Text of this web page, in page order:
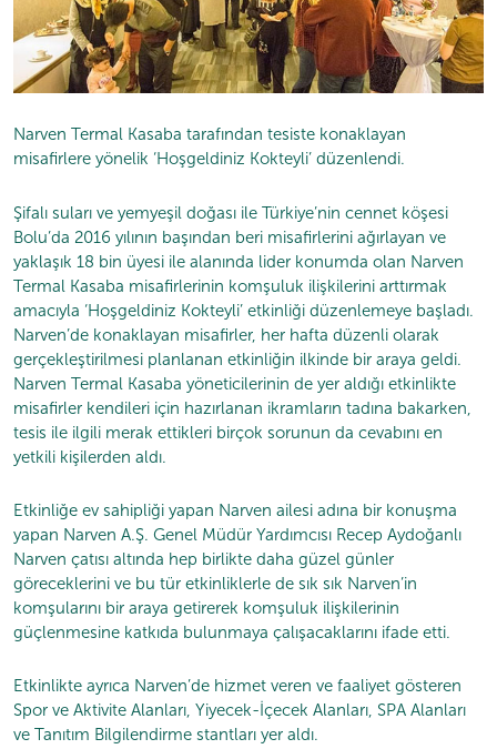
Narven Termal Kasaba tarafından tesiste konaklayan
misafirlere yönelik ‘Hoşgeldiniz Kokteyli’ düzenlendi.
Şifalı suları ve yemyeşil doğası ile Türkiye’nin cennet köşesi
Bolu’da 2016 yılının başından beri misafirlerini ağırlayan ve
yaklaşık 18 bin üyesi ile alanında lider konumda olan Narven
Termal Kasaba misafirlerinin komşuluk ilişkilerini arttırmak
amacıyla ‘Hoşgeldiniz Kokteyli’ etkinliği düzenlemeye başladı.
Narven’de konaklayan misafirler, her hafta düzenli olarak
gerçekleştirilmesi planlanan etkinliğin ilkinde bir araya geldi.
Narven Termal Kasaba yöneticilerinin de yer aldığı etkinlikte
misafirler kendileri için hazırlanan ikramların tadına bakarken,
tesis ile ilgili merak ettikleri birçok sorunun da cevabını en
yetkili kişilerden aldı.
Etkinliğe ev sahipliği yapan Narven ailesi adına bir konuşma
yapan Narven A.Ş. Genel Müdür Yardımcısı Recep Aydoğanlı
Narven çatısı altında hep birlikte daha güzel günler
göreceklerini ve bu tür etkinliklerle de sık sık Narven’in
komşularını bir araya getirerek komşuluk ilişkilerinin
güçlenmesine katkıda bulunmaya çalışacaklarını ifade etti.
Etkinlikte ayrıca Narven’de hizmet veren ve faaliyet gösteren
Spor ve Aktivite Alanları, Yiyecek-İçecek Alanları, SPA Alanları
ve Tanıtım Bilgilendirme stantları yer aldı.